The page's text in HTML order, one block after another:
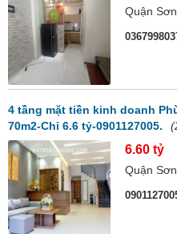
Quận
4 tầng mặt tiền kinh doanh
70m2-Chỉ 6.6 tỷ-0901127005.
6.60 tỷ
Quận